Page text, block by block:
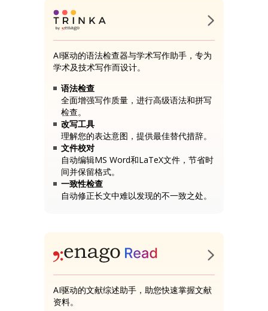
AI驱动的语法检查器与学术写作助手，专为
学术及技术写作而设计。
语法检查
全面增强写作质量，进行高级语法和拼写
检查。
改写工具
理解您的表达意图，提供最佳替代措辞。
文件校对
自动编辑MS Word和LaTeX文件，节省时
间并保留格式。
一致性检查
自动修正长文中难以发现的不一致之处。
AI驱动的文献综述助手，助您快速掌握文献
资料。